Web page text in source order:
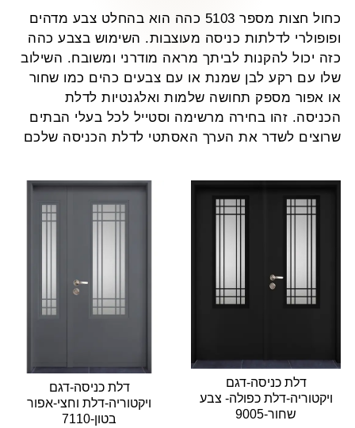
כחול חצות מספר 5103 כהה הוא בהחלט צבע מדהים
לדלתות כניסה מעוצבות. השימוש בצבע כהה
יכול להקנות לביתך מראה מודרני ומשובח. השילוב
עם רקע לבן שמנת או עם צבעים כהים כמו שחור
אפור מספק תחושה שלמות ואלגנטיות לדלת
זהו בחירה מרשימה וסטייל לכל בעלי הבתים
לשדר את הערך האסתטי לדלת הכניסה שלכם
דלת כניסה-דגם
ויקטוריה-דלת כפולה- צבע
שחור-9005
דלת כניסה-דגם
ויקטוריה-דלת וחצי-אפור
בטון-7110